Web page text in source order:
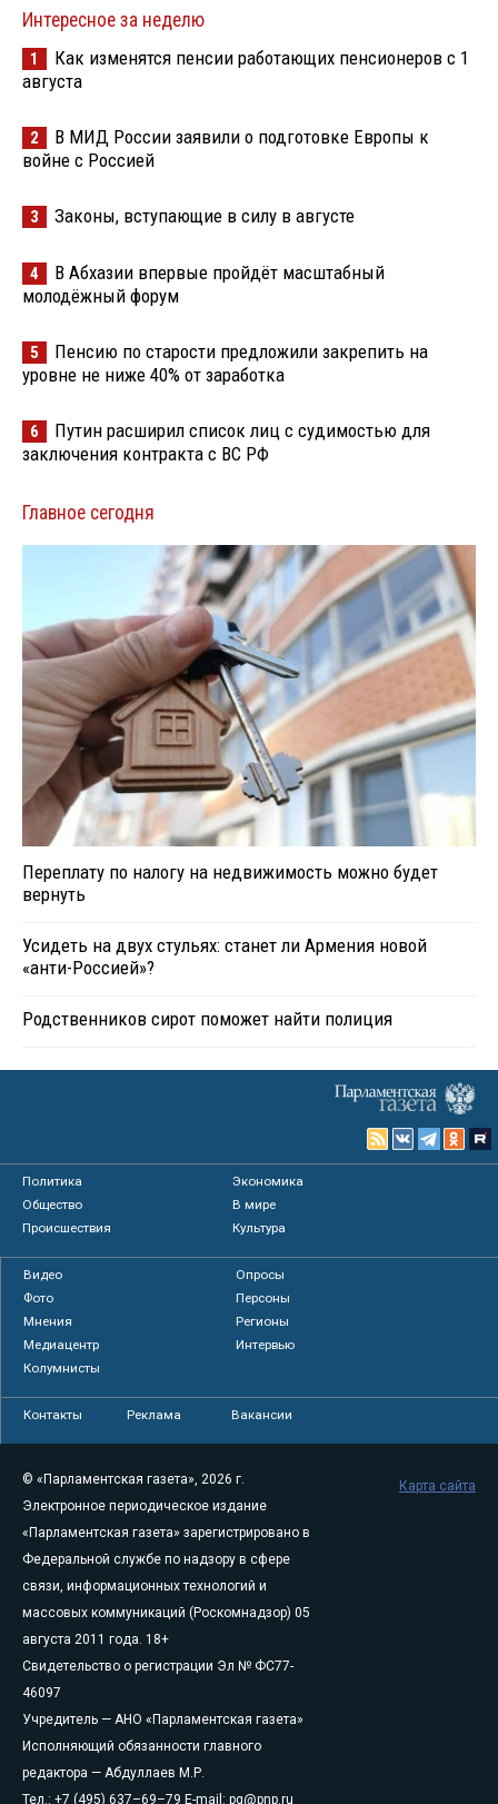
Интересное за неделю
1
Как изменятся пенсии работающих пенсионеров с 1
августа
2
В МИД России заявили о подготовке Европы к
войне с Россией
3 Законы, вступающие в силу в августе
4
В Абхазии впервые пройдёт масштабный
молодёжный форум
5
Пенсию по старости предложили закрепить на
уровне не ниже 40% от заработка
6
Путин расширил список лиц с судимостью для
заключения контракта с ВС РФ
Главное сегодня
Переплату по налогу на недвижимость можно будет
вернуть
Усидеть на двух стульях: станет ли Армения новой
«анти-Россией»?
Родственников сирот поможет найти полиция
Политика
Экономика
Общество
В мире
Происшествия
Культура
Видео
Опросы
Фото
Персоны
Мнения
Регионы
Медиацентр
Интервью
Колумнисты
Контакты Реклама Вакансии
© «Парламентская газета», 2026 г.
Электронное периодическое издание
«Парламентская газета» зарегистрировано в
Федеральной службе по надзору в сфере
связи, информационных технологий и
массовых коммуникаций (Роскомнадзор) 05
августа 2011 года. 18+
Свидетельство о регистрации Эл № ФС77-
46097
Учредитель — АНО «Парламентская газета»
Исполняющий обязанности главного
редактора — Абдуллаев М.Р.
Тел.: +7 (495) 637–69–79 E-mail: pg@pnp.ru
Карта сайта